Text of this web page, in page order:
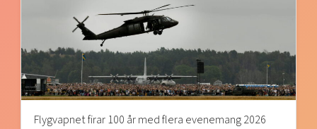
Flygvapnet firar 100 år med flera evenemang 2026